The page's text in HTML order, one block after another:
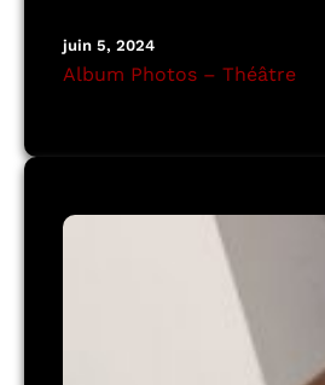
juin 5, 2024
Album Photos – Théâtre